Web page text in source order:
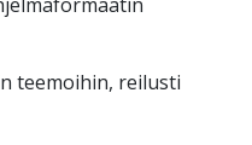
teemoihin, reilusti